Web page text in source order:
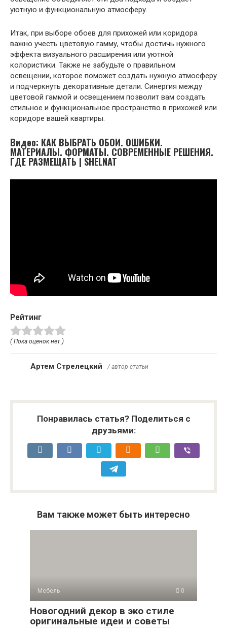
уютную и функциональную атмосферу.
Итак, при выборе обоев для прихожей или коридора
важно учесть цветовую гамму, чтобы достичь нужного
эффекта визуального расширения или уютной
колористики. Также не забудьте о правильном
освещении, которое поможет создать нужную атмосферу
и подчеркнуть декоративные детали. Синергия между
цветовой гаммой и освещением позволит вам создать
стильное и функциональное пространство в прихожей или
коридоре вашей квартиры.
Видео: КАК ВЫБРАТЬ ОБОИ. ОШИБКИ.
МАТЕРИАЛЫ. ФОРМАТЫ. СОВРЕМЕННЫЕ РЕШЕНИЯ.
ГДЕ РАЗМЕЩАТЬ | SHELNAT
Рейтинг
( Пока оценок нет )
Артем Стрелецкий / автор статьи
Понравилась статья? Поделиться с
друзьями:
Вам также может быть интересно
Мебель 0
Новогодний декор в эко стиле
оригинальные идеи и советы